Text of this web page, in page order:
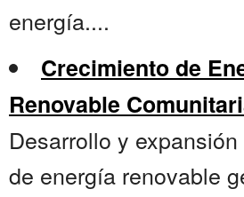
energía....
Crecimiento de
Renovable
Desarrollo y
de energía renovable